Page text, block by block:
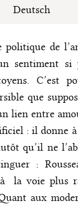
Deutsch
politique de
sentiment si
C’est
que
lien entre
: il donne
qu’il ne
:
la voie plus
aux